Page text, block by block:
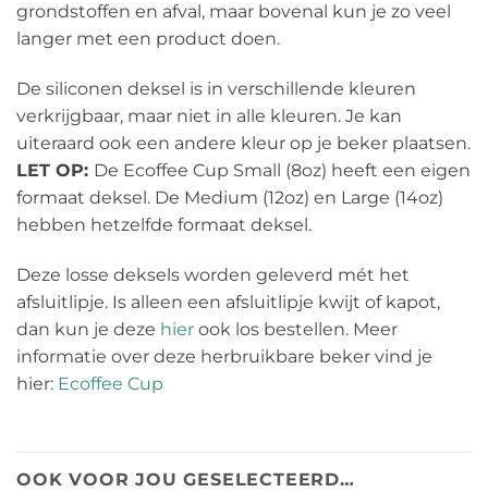
grondstoffen en afval, maar bovenal kun je zo veel
langer met een product doen.
De siliconen deksel is in verschillende kleuren
verkrijgbaar, maar niet in alle kleuren. Je kan
uiteraard ook een andere kleur op je beker plaatsen.
LET OP: De Ecoffee Cup Small (8oz) heeft een eigen
formaat deksel. De Medium (12oz) en Large (14oz)
hebben hetzelfde formaat deksel.
Deze losse deksels worden geleverd mét het
afsluitlipje. Is alleen een afsluitlipje kwijt of kapot,
dan kun je deze hier ook los bestellen. Meer
informatie over deze herbruikbare beker vind je
hier: Ecoffee Cup
OOK VOOR JOU GESELECTEERD…